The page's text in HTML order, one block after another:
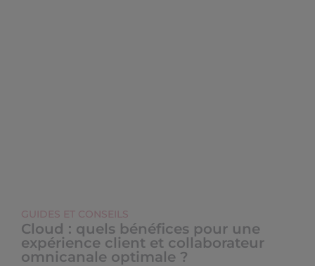
GUIDES ET CONSEILS
Cloud : quels bénéfices pour une
expérience client et collaborateur
omnicanale optimale ?